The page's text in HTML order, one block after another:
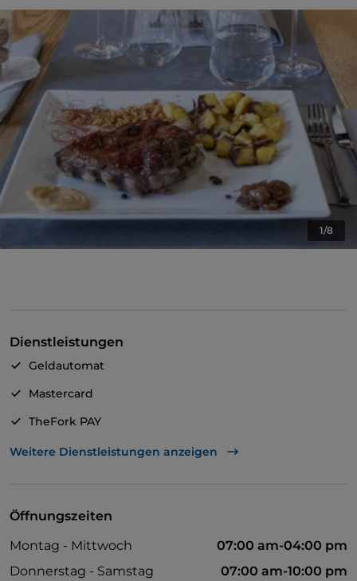
1/8
Dienstleistungen
Geldautomat
Mastercard
TheFork PAY
UnionPay über TheFork PAY
Weitere Dienstleistungen anzeigen
Öffnungszeiten
Montag - Mittwoch
07:00 am-04:00 pm
Donnerstag - Samstag
07:00 am-10:00 pm